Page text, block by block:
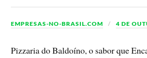
EMPRESAS-NO-BRASIL.COM 4 DE
Pizzaria do Baldoíno, o sabor que